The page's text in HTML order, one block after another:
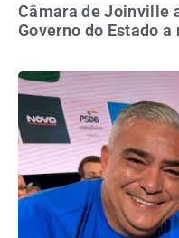
Câmara de Joinville
Governo do Estado